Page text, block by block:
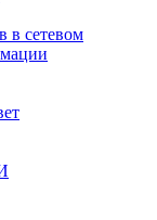
в сетевом